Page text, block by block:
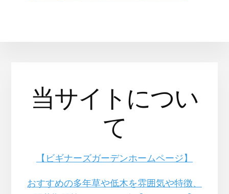
当サイトについ
て
【ビギナーズガーデンホームページ】
おすすめの多年草や低木を雰囲気や特徴、